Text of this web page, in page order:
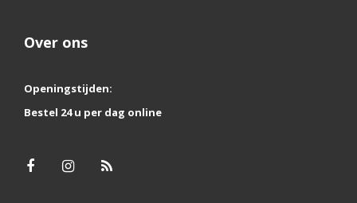
Over ons
Openingstijden:
Bestel 24 u per dag online